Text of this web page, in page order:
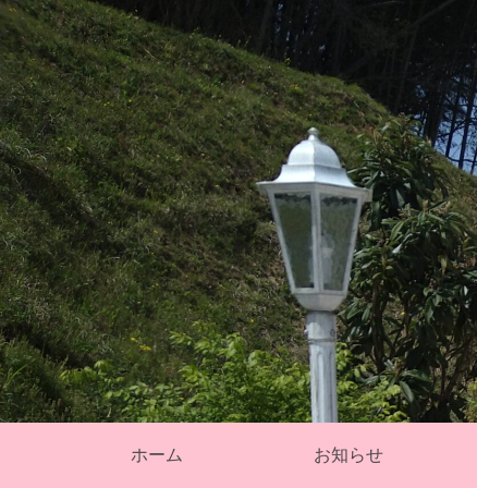
ホーム お知らせ